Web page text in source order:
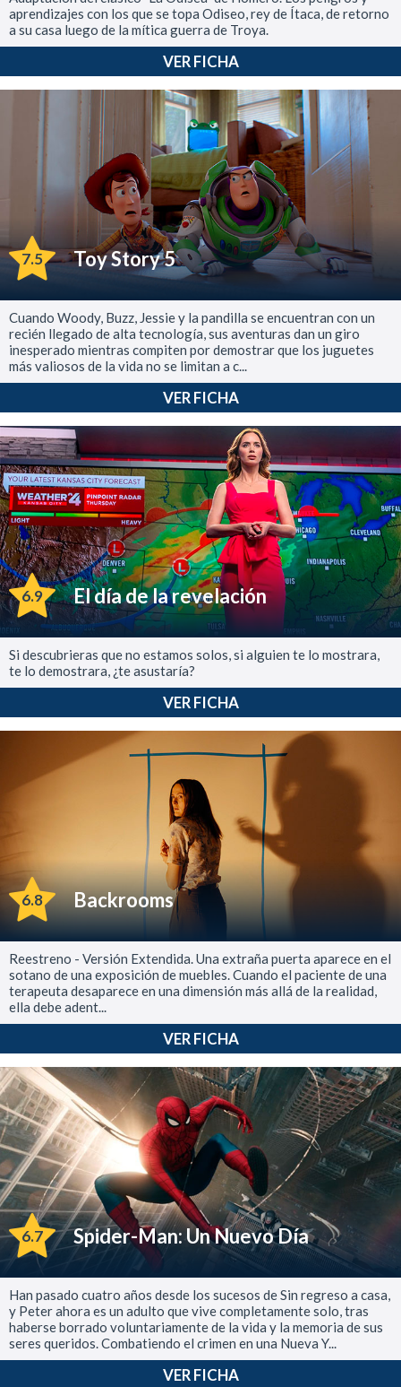
aprendizajes con los que se topa Odiseo, rey de Ítaca, de retorno
a su casa luego de la mítica guerra de Troya.
VER FICHA
7.5 Toy Story 5
Cuando Woody, Buzz, Jessie y la pandilla se encuentran con un
recién llegado de alta tecnología, sus aventuras dan un giro
inesperado mientras compiten por demostrar que los juguetes
más valiosos de la vida no se limitan a c...
VER FICHA
6.9 El día de la revelación
Si descubrieras que no estamos solos, si alguien te lo mostrara,
te lo demostrara, ¿te asustaría?
VER FICHA
6.8 Backrooms
Reestreno - Versión Extendida. Una extraña puerta aparece en el
sotano de una exposición de muebles. Cuando el paciente de una
terapeuta desaparece en una dimensión más allá de la realidad,
ella debe adent...
VER FICHA
6.7 Spider-Man: Un Nuevo Día
Han pasado cuatro años desde los sucesos de Sin regreso a casa,
y Peter ahora es un adulto que vive completamente solo, tras
haberse borrado voluntariamente de la vida y la memoria de sus
seres queridos. Combatiendo el crimen en una Nueva Y...
VER FICHA